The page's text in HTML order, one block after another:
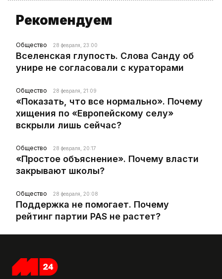
Рекомендуем
Общество 28 февраля, 23:00
Вселенская глупость. Слова Санду об
унире не согласовали с кураторами
Общество 28 февраля, 21:09
«Показать, что все нормально». Почему
хищения по «Европейскому селу»
вскрыли лишь сейчас?
Общество 28 февраля, 20:17
«Простое объяснение». Почему власти
закрывают школы?
Общество 28 февраля, 20:08
Поддержка не помогает. Почему
рейтинг партии PAS не растет?